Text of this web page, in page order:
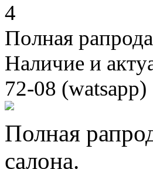
4
Полная
Наличие и
72-08 (watsapp)
Полная
салона.